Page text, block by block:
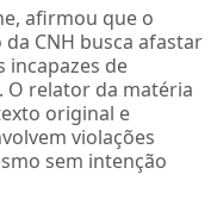
afirmou que o
CNH busca afastar
incapazes de
O relator da matéria
original e
violações
sem intenção